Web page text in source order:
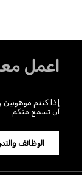
اعمل
إذا كنتم
أن تسمع منكم.
الوظائف